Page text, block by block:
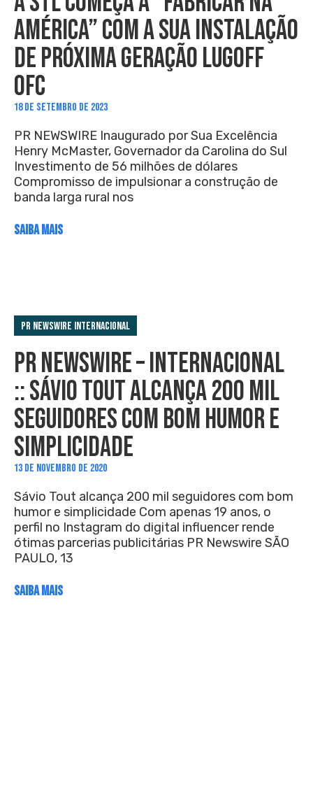
AMÉRICA” COM A SUA INSTALAÇÃO
DE PRÓXIMA GERAÇÃO LUGOFF
OFC
18 DE SETEMBRO DE 2023
PR NEWSWIRE Inaugurado por Sua Excelência
Henry McMaster, Governador da Carolina do Sul
Investimento de 56 milhões de dólares
Compromisso de impulsionar a construção de
banda larga rural nos
SAIBA MAIS
PR Newswire Internacional
PR NEWSWIRE – INTERNACIONAL
:: SÁVIO TOUT ALCANÇA 200 MIL
SEGUIDORES COM BOM HUMOR E
SIMPLICIDADE
13 DE NOVEMBRO DE 2020
Sávio Tout alcança 200 mil seguidores com bom
humor e simplicidade Com apenas 19 anos, o
perfil no Instagram do digital influencer rende
ótimas parcerias publicitárias PR Newswire SÃO
PAULO, 13
SAIBA MAIS